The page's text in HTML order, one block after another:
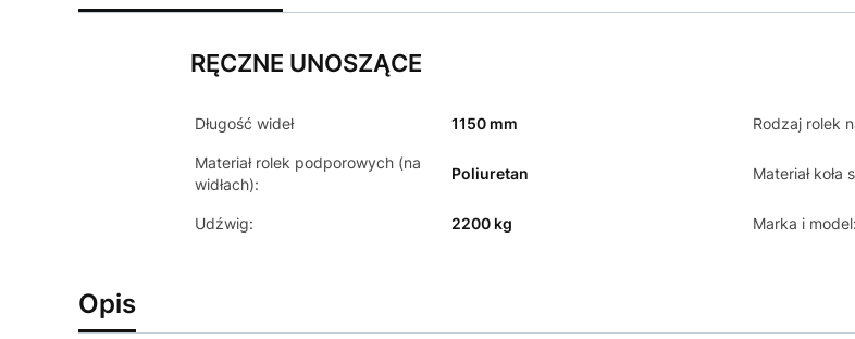
RĘCZNE UNOSZĄCE
Długość wideł 1150 mm Rodzaj rolek
Materiał rolek podporowych (na
widłach):
Poliuretan Materiał koła
Udźwig: 2200 kg Marka i model:
Opis